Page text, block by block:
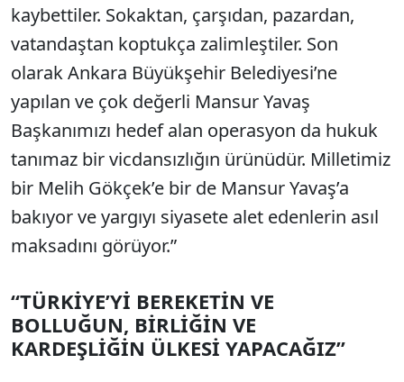
kaybettiler. Sokaktan, çarşıdan, pazardan,
vatandaştan koptukça zalimleştiler. Son
olarak Ankara Büyükşehir Belediyesi’ne
yapılan ve çok değerli Mansur Yavaş
Başkanımızı hedef alan operasyon da hukuk
tanımaz bir vicdansızlığın ürünüdür. Milletimiz
bir Melih Gökçek’e bir de Mansur Yavaş’a
bakıyor ve yargıyı siyasete alet edenlerin asıl
maksadını görüyor.”
“TÜRKİYE’Yİ BEREKETİN VE
BOLLUĞUN, BİRLİĞİN VE
KARDEŞLİĞİN ÜLKESİ YAPACAĞIZ”